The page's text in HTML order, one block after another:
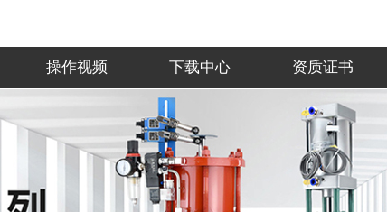
操作视频 下载中心 资质证书